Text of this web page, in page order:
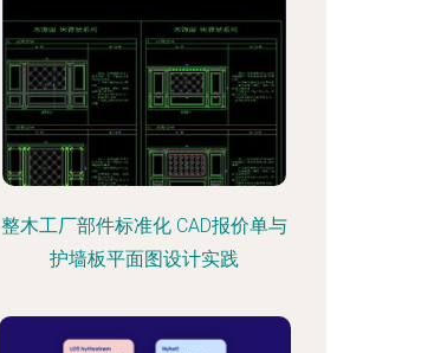
整木工厂部件标准化 CAD报价单与
护墙板平面图设计实践